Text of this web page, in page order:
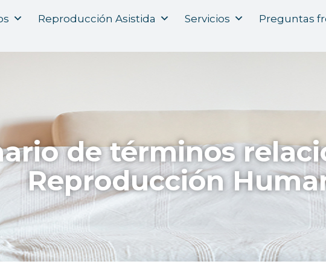
Reproducción Asistida Servicios Preguntas
de términos
Reproducción